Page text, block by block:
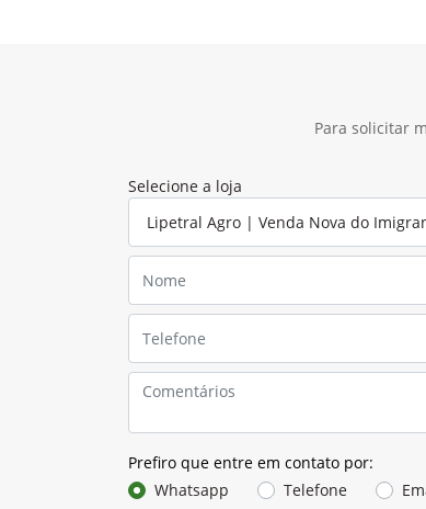
Para solicitar
Selecione a loja
Prefiro que entre em contato por:
Whatsapp
Telefone